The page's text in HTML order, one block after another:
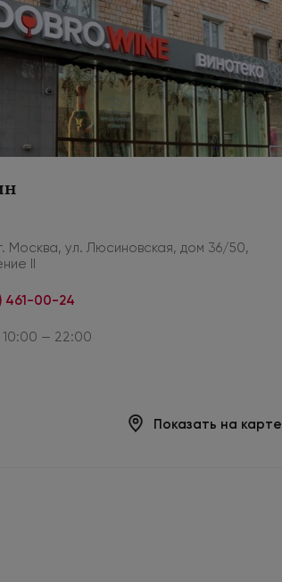
г. Москва, ул. Люсиновская, дом 36/50,
II
461-00-24
10:00 — 22:00
Показать на карте